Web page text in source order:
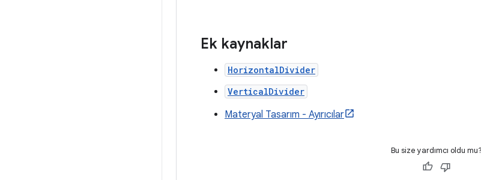
Ek kaynaklar
HorizontalDivider
VerticalDivider
Materyal Tasarım - Ayırıcılar
Bu size yardımcı oldu mu?